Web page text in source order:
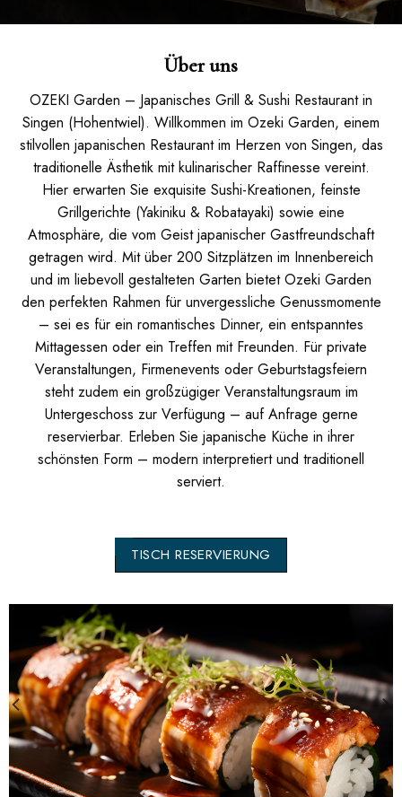
Über uns
OZEKI Garden – Japanisches Grill & Sushi Restaurant in
Singen (Hohentwiel). Willkommen im Ozeki Garden, einem
stilvollen japanischen Restaurant im Herzen von Singen, das
traditionelle Ästhetik mit kulinarischer Raffinesse vereint.
Hier erwarten Sie exquisite Sushi-Kreationen, feinste
Grillgerichte (Yakiniku & Robatayaki) sowie eine
Atmosphäre, die vom Geist japanischer Gastfreundschaft
getragen wird. Mit über 200 Sitzplätzen im Innenbereich
und im liebevoll gestalteten Garten bietet Ozeki Garden
den perfekten Rahmen für unvergessliche Genussmomente
– sei es für ein romantisches Dinner, ein entspanntes
Mittagessen oder ein Treffen mit Freunden. Für private
Veranstaltungen, Firmenevents oder Geburtstagsfeiern
steht zudem ein großzügiger Veranstaltungsraum im
Untergeschoss zur Verfügung – auf Anfrage gerne
reservierbar. Erleben Sie japanische Küche in ihrer
schönsten Form – modern interpretiert und traditionell
serviert.
TISCH RESERVIERUNG